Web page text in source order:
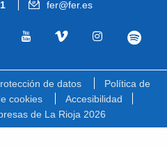
fer@fer.es
de datos
Política de
cookies
Accesibilidad
de La Rioja 2026